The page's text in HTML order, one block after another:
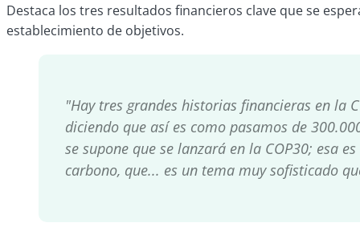
Destaca los tres resultados financieros clave que se
establecimiento de objetivos.
"Hay tres grandes historias financieras en la
diciendo que así es como pasamos de
se supone que se lanzará en la COP30; esa
carbono, que... es un tema muy sofisticado